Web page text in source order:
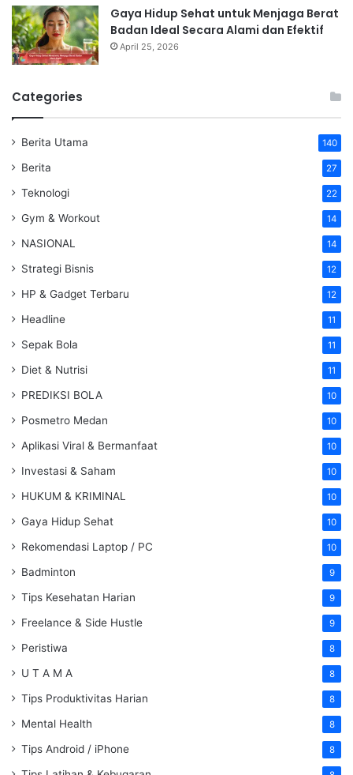
Gaya Hidup Sehat untuk Menjaga Berat
Badan Ideal Secara Alami dan Efektif
April 25, 2026
Categories
Berita Utama 140
Berita 27
Teknologi 22
Gym & Workout 14
NASIONAL 14
Strategi Bisnis 12
HP & Gadget Terbaru 12
Headline 11
Sepak Bola 11
Diet & Nutrisi 11
PREDIKSI BOLA 10
Posmetro Medan 10
Aplikasi Viral & Bermanfaat 10
Investasi & Saham 10
HUKUM & KRIMINAL 10
Gaya Hidup Sehat 10
Rekomendasi Laptop / PC 10
Badminton 9
Tips Kesehatan Harian 9
Freelance & Side Hustle 9
Peristiwa 8
U T A M A 8
Tips Produktivitas Harian 8
Mental Health 8
Tips Android / iPhone 8